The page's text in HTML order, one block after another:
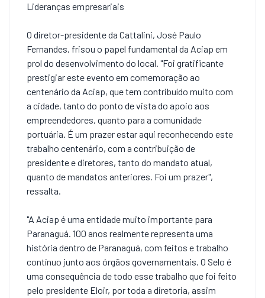
Lideranças empresariais
O diretor-presidente da Cattalini, José Paulo
Fernandes, frisou o papel fundamental da Aciap em
prol do desenvolvimento do local. "Foi gratificante
prestigiar este evento em comemoração ao
centenário da Aciap, que tem contribuído muito com
a cidade, tanto do ponto de vista do apoio aos
empreendedores, quanto para a comunidade
portuária. É um prazer estar aqui reconhecendo este
trabalho centenário, com a contribuição de
presidente e diretores, tanto do mandato atual,
quanto de mandatos anteriores. Foi um prazer",
ressalta.
"A Aciap é uma entidade muito importante para
Paranaguá. 100 anos realmente representa uma
história dentro de Paranaguá, com feitos e trabalho
contínuo junto aos órgãos governamentais. O Selo é
uma consequência de todo esse trabalho que foi feito
pelo presidente Eloir, por toda a diretoria, assim